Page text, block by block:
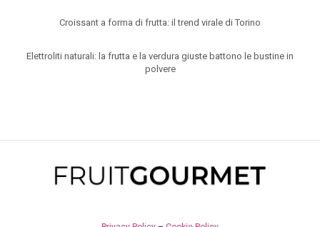
Croissant a forma di frutta: il trend virale di Torino
Elettroliti naturali: la frutta e la verdura giuste battono le bustine in
polvere